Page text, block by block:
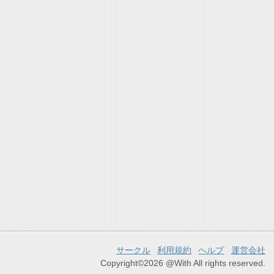
サークル 利用規約 ヘルプ
運営会社
Copyright©2026 @With All rights reserved.